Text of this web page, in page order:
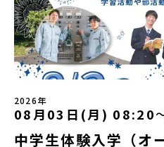
申し込みを迷われている方向けに
ます。知りたい情報のレベルに合
活用ください。【STEP 1】全体オ
し地域留学」を知りたい方へ〜日
加できる「おためし地域留学」の
開催しました。中学生一人での参
なる「安全面」や「事務局のサポ
しています。ぜひ、ご自宅からお
イブ動画を視聴する]YouTube：
https://youtu.be/
si=e5erbspvwz5O8_uF【STEP 2
な山や川などもすべて「カムイ」
にした大人気マンガ「ゴールデン
売され、2026年3月に映画の続編
ます。今回は、平取町の中でもア
「二風谷（にぶたに）コタン」へ
どを体感することができます。ぜ
生との特別な交流この旅の大きな
輩たちと過ごす時間です。 ただ校
高校生が自ら企画したアクティビ
なたの未来を応援！～ 詳細・
--------------------------ーーーーー
ーーーーーーーーーーーーーー＜
ケットの打ち上げ成功で話題にな
ンバレー」を目指す大樹町で、最
く大自然を肌で感じてみませんか
になる。いつか留学してみたい！
もっとひらきたい！ 」「自然が好きでもっと触れてあそびたい！」
そんな中学生のみなさんにおすす
は、日本全国約200の高校と連携し
る「地域みらい留学」をプチ体験
2026年
08月03日(月) 08:20
中学生体験入学（オ